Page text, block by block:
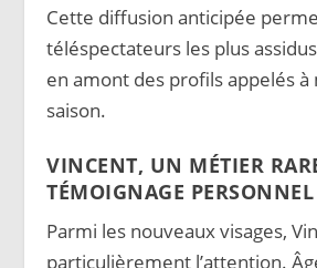
Cette diffusion anticipée
téléspectateurs les plus
en amont des profils appelés à
saison.
VINCENT, UN MÉTIER
TÉMOIGNAGE PERSONNEL
Parmi les nouveaux visages,
particulièrement l’attention.